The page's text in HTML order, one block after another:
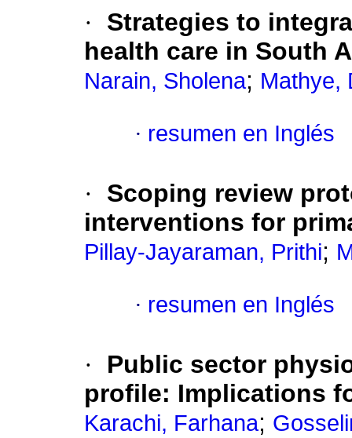
·
Strategies to
health care in South
Narain, Sholena; Mathye,
· resumen en Inglés
·
Scoping review
interventions for
Pillay-Jayaraman, Prithi;
· resumen en Inglés
·
Public sector
profile: Implications
Karachi, Farhana;